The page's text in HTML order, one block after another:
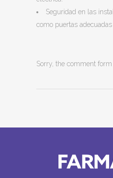
Seguridad en las
como puertas
Sorry, the comment